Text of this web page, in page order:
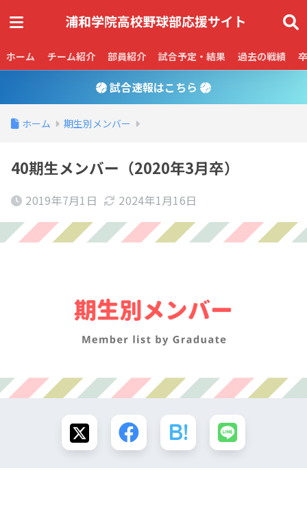
ホーム チーム紹介 部員紹介 試合予定・結果 過去の戦績
試合速報はこちら
ホーム 期生別メンバー
40期生メンバー（2020年3月卒）
2019年7月1日 2024年1月16日